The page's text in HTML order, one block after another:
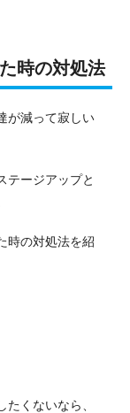
時の対処法
が減って寂しい
テージアップと
時の対処法を紹
くないなら、